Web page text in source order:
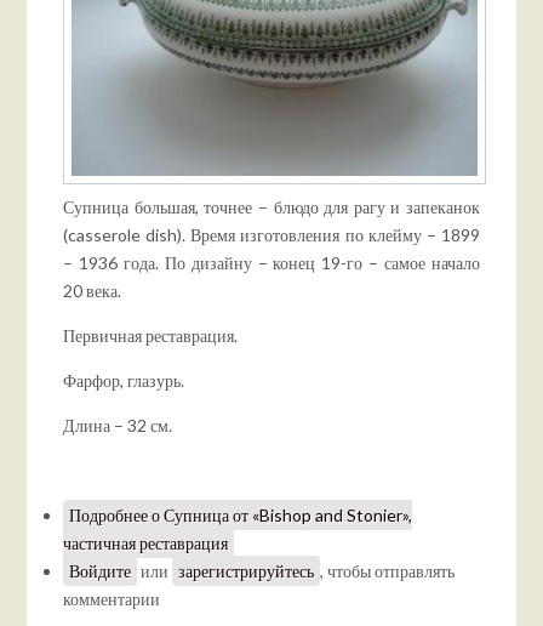
Супница большая, точнее – блюдо для рагу и запеканок
(casserole dish). Время изготовления по клейму – 1899
– 1936 года. По дизайну – конец 19-го – самое начало
20 века.
Первичная реставрация.
Фарфор, глазурь.
Длина – 32 см.
Подробнеео Супница от «Bishop and Stonier»,
частичная реставрация
Войдите или зарегистрируйтесь , чтобы отправлять
комментарии